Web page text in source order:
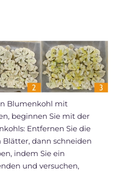
Blumenkohl mit
beginnen Sie mit der
Entfernen Sie die
Blätter, dann schneiden
indem Sie ein
und versuchen,